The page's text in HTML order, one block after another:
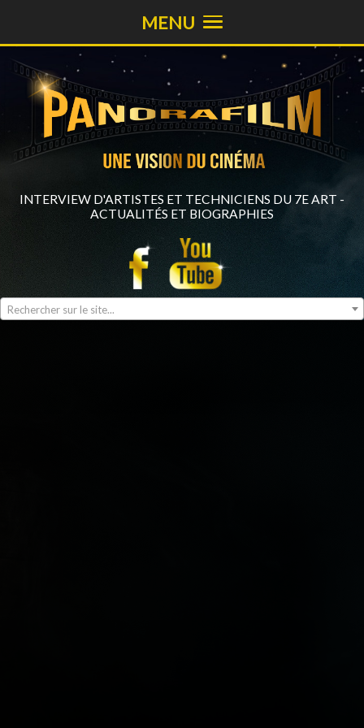
INTERVIEW D'ARTISTES ET TECHNICIENS DU 7E ART -
ACTUALITÉS ET BIOGRAPHIES
Rechercher sur le site...
MENU